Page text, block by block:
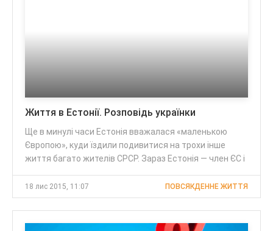
Життя в Естонії. Розповідь українки
Ще в минулі часи Естонія вважалася «маленькою
Європою», куди їздили подивитися на трохи інше
життя багато жителів СРСР. Зараз Естонія — член ЄС і
18 лис 2015, 11:07 ПОВСЯКДЕННЕ ЖИТТЯ